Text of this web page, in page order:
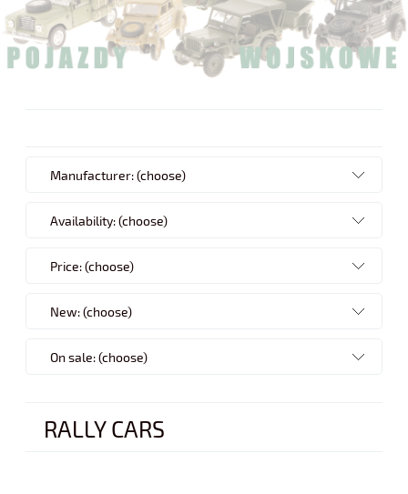
Manufacturer: (choose)
Availability: (choose)
Price: (choose)
New: (choose)
On sale: (choose)
RALLY CARS